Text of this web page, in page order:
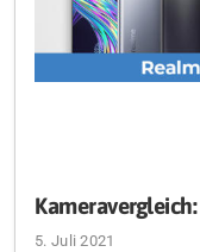
5. Juli 2021